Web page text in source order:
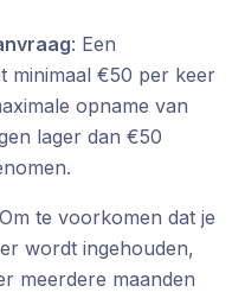
: Een
minimaal €50 per keer
opname van
lager dan €50
te voorkomen dat je
wordt ingehouden,
meerdere maanden